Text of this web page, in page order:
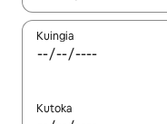
Kuingia
Kutoka